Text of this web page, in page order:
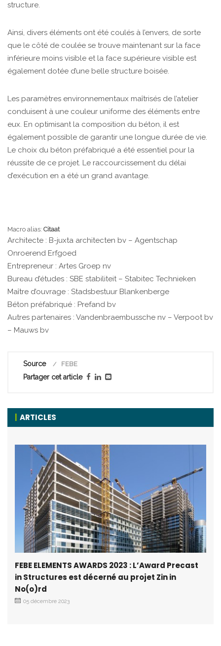
structure.
Ainsi, divers éléments ont été coulés à l’envers, de sorte
que le côté de coulée se trouve maintenant sur la face
inférieure moins visible et la face supérieure visible est
également dotée d’une belle structure boisée.
Les paramètres environnementaux maîtrisés de l’atelier
conduisent à une couleur uniforme des éléments entre
eux. En optimisant la composition du béton, il est
également possible de garantir une longue durée de vie.
Le choix du béton préfabriqué a été essentiel pour la
réussite de ce projet. Le raccourcissement du délai
d’exécution en a été un grand avantage.
Macro alias: Citaat
Architecte : B-juxta architecten bv – Agentschap
Onroerend Erfgoed
Entrepreneur : Artes Groep nv
Bureau d’études : SBE stabiliteit – Stabitec Technieken
Maître d’ouvrage : Stadsbestuur Blankenberge
Béton préfabriqué : Prefand bv
Autres partenaires : Vandenbraembussche nv – Verpoot bv
– Mauws bv
Source FEBE
Partager cet article
ARTICLES
FEBE ELEMENTS AWARDS 2023 : L’Award Precast
in Structures est décerné au projet Zin in
No(o)rd
05 décembre 2023